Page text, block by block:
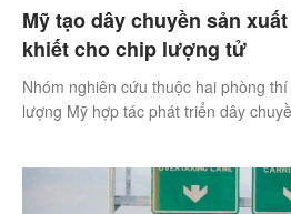
Mỹ tạo dây chuyền sản
khiết cho chip lượng tử
Nhóm nghiên cứu thuộc hai phòng
lượng Mỹ hợp tác phát triển dây